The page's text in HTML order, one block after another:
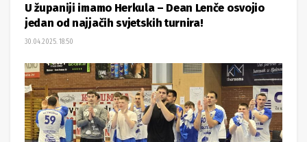
U županiji imamo Herkula – Dean Lenče osvojio
jedan od najjačih svjetskih turnira!
30.04.2025. 18:50